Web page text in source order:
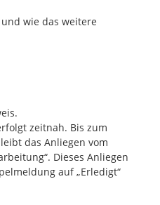
wie das weitere
zeitnah. Bis zum
das Anliegen vom
Dieses Anliegen
auf „Erledigt“